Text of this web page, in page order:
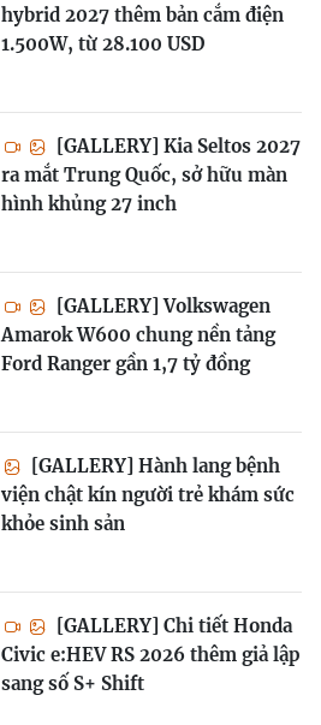
hybrid 2027 thêm bản cắm điện
1.500W, từ 28.100 USD
[GALLERY] Kia Seltos 2027
ra mắt Trung Quốc, sở hữu màn
hình khủng 27 inch
[GALLERY] Volkswagen
Amarok W600 chung nền tảng
Ford Ranger gần 1,7 tỷ đồng
[GALLERY] Hành lang bệnh
viện chật kín người trẻ khám sức
khỏe sinh sản
[GALLERY] Chi tiết Honda
Civic e:HEV RS 2026 thêm giả lập
sang số S+ Shift